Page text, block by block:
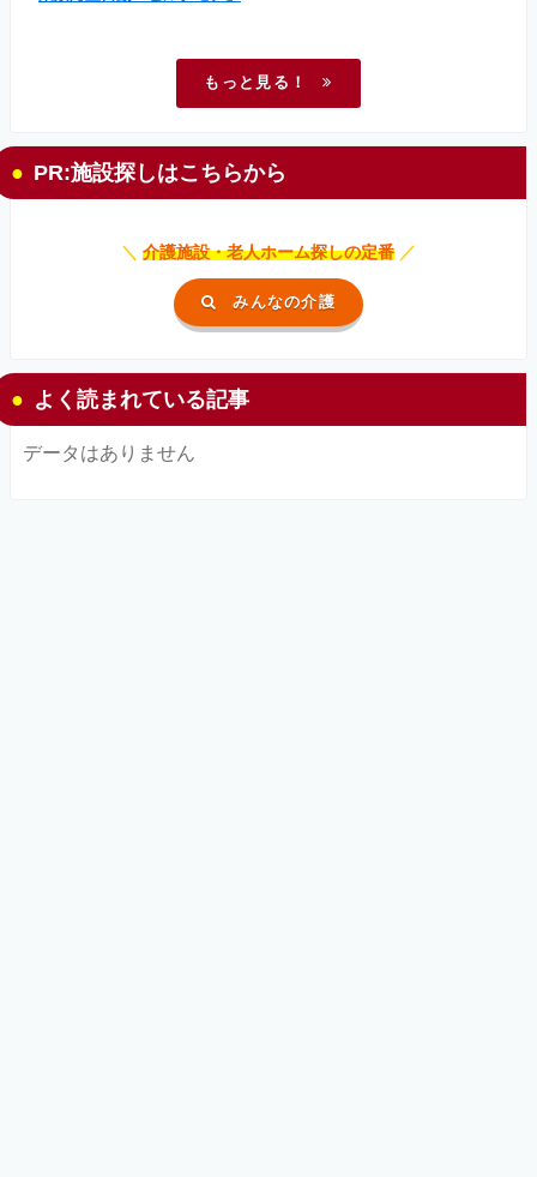
もっと見る！
PR:施設探しはこちらから
＼ 介護施設・老人ホーム探しの定番 ／
みんなの介護
よく読まれている記事
データはありません